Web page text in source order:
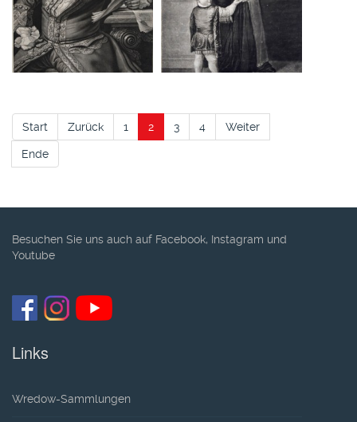
Start Zurück 1 2 3 4 Weiter
Ende
Besuchen Sie uns auch auf Facebook, Instagram und
Youtube
Links
Wredow-Sammlungen